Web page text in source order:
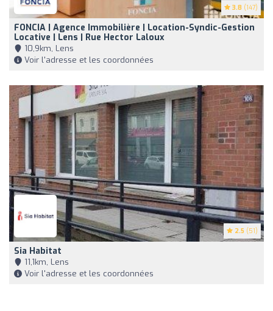
3.8 (147)
FONCIA | Agence Immobilière | Location-Syndic-Gestion
Locative | Lens | Rue Hector Laloux
10,9km, Lens
Voir l'adresse et les coordonnées
2.5 (51)
Sia Habitat
11,1km, Lens
Voir l'adresse et les coordonnées